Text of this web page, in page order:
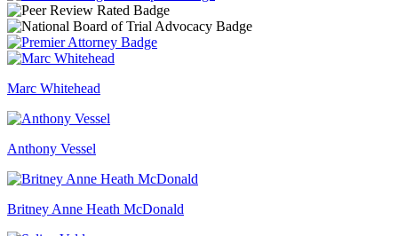
Marc Whitehead
Anthony Vessel
Britney Anne Heath McDonald